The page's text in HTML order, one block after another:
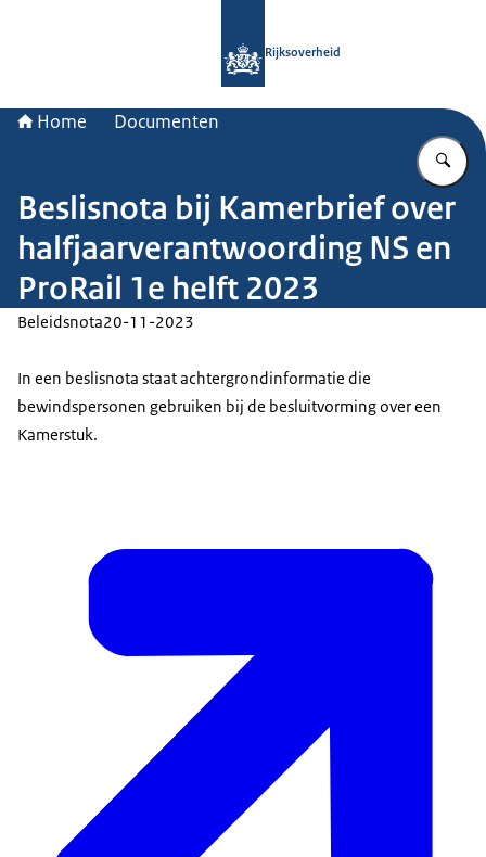
Rijksoverheid
Home Documenten
Beslisnota bij Kamerbrief over
halfjaarverantwoording NS en
ProRail 1e helft 2023
Beleidsnota20-11-2023
In een beslisnota staat achtergrondinformatie die
bewindspersonen gebruiken bij de besluitvorming over een
Kamerstuk.